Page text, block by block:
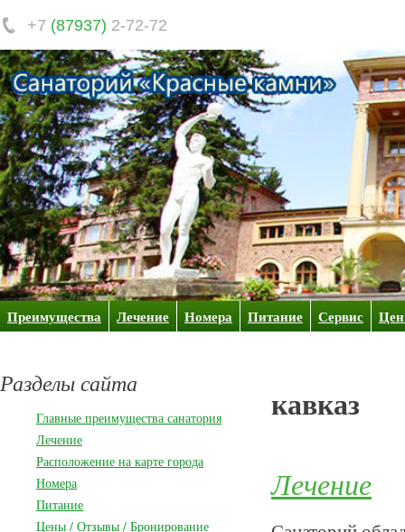
+7 (87937) 2-72-72
Преимущества Лечение Номера Питание Сервис
Разделы сайта
Главные преимущества санатория
Лечение
Расположение на карте города
Номера
Питание
Цены / Отзывы / Бронирование
кавказ
Лечение